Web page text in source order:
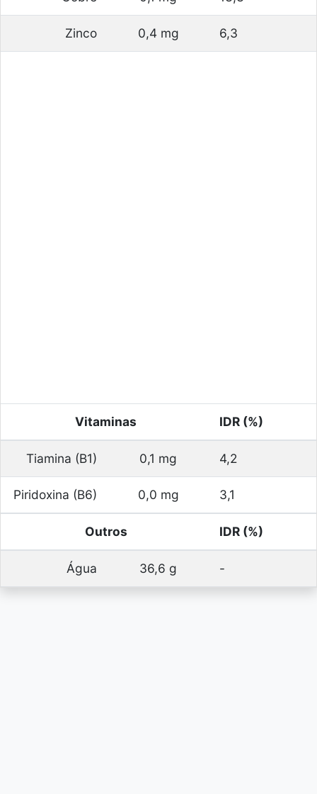
Zinco 0,4 mg 6,3
Vitaminas IDR (%)
Tiamina (B1) 0,1 mg 4,2
Piridoxina (B6) 0,0 mg 3,1
Outros IDR (%)
Água 36,6 g -